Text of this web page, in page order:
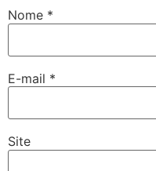
Nome *
E-mail *
Site